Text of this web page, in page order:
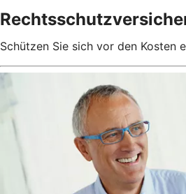
Schützen Sie sich vor den Kosten